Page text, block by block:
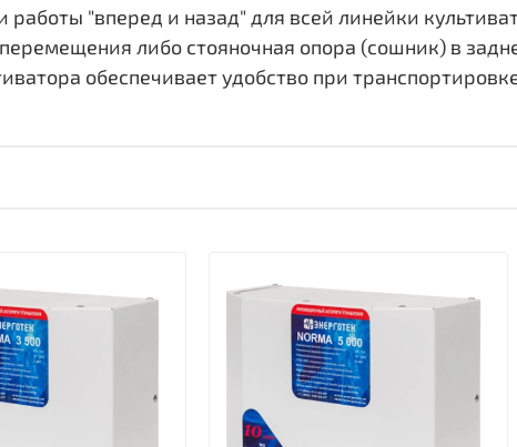
работы "вперед и назад" для всей линейки
либо стояночная опора (сошник) в
обеспечивает удобство при